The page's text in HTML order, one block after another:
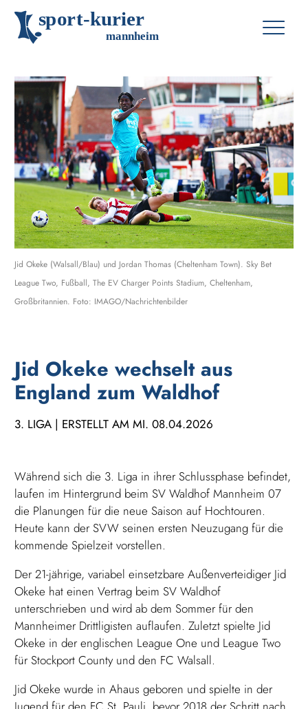
sport-kurier
mannheim
Jid Okeke (Walsall/Blau) und Jordan Thomas (Cheltenham Town). Sky Bet
League Two, Fußball, The EV Charger Points Stadium, Cheltenham,
Großbritannien. Foto: IMAGO/Nachrichtenbilder
Jid Okeke wechselt aus
England zum Waldhof
3. LIGA | ERSTELLT AM MI. 08.04.2026
Während sich die 3. Liga in ihrer Schlussphase befindet,
laufen im Hintergrund beim SV Waldhof Mannheim 07
die Planungen für die neue Saison auf Hochtouren.
Heute kann der SVW seinen ersten Neuzugang für die
kommende Spielzeit vorstellen.
Der 21-jährige, variabel einsetzbare Außenverteidiger Jid
Okeke hat einen Vertrag beim SV Waldhof
unterschrieben und wird ab dem Sommer für den
Mannheimer Drittligisten auflaufen. Zuletzt spielte Jid
Okeke in der englischen League One und League Two
für Stockport County und den FC Walsall.
Jid Okeke wurde in Ahaus geboren und spielte in der